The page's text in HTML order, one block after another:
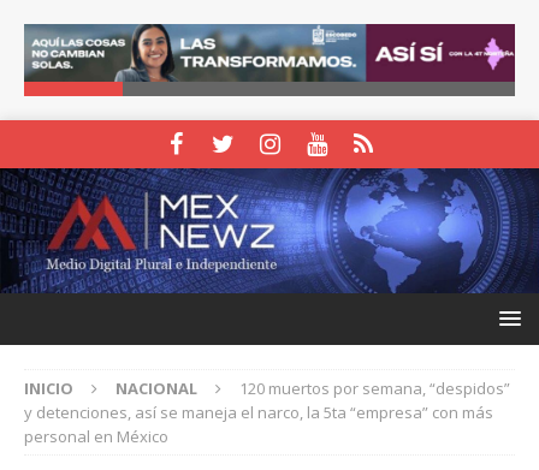
INICIO NACIONAL
120 muertos por semana, “despidos”
y detenciones, así se maneja el narco, la 5ta “empresa” con más
personal en México